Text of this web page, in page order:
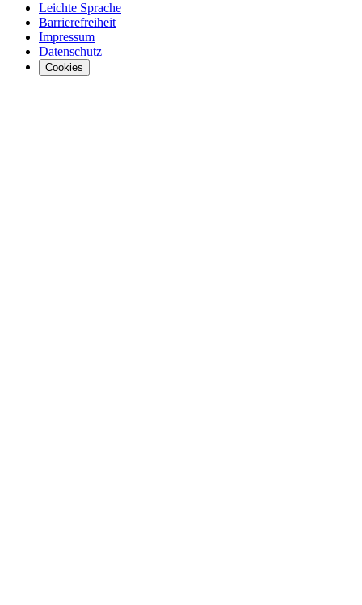
Leichte Sprache
Barrierefreiheit
Impressum
Datenschutz
Cookies